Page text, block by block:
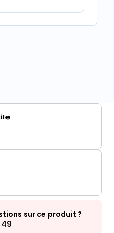
sur ce produit ?